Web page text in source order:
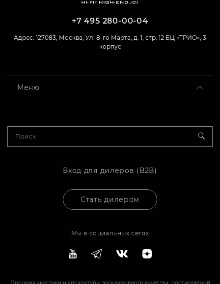
+7 495 280-00-04
Адрес: 127083, Москва, Ул. 8-го Марта, д. 1, стр. 12 БЦ «ТРИО», 3
корпус
Меню
Вход для дилеров (В2В)
Стать дилером
Мы в социальных сетях
Продажа акустики и аппаратуры эксклюзивного качества, поставляемой